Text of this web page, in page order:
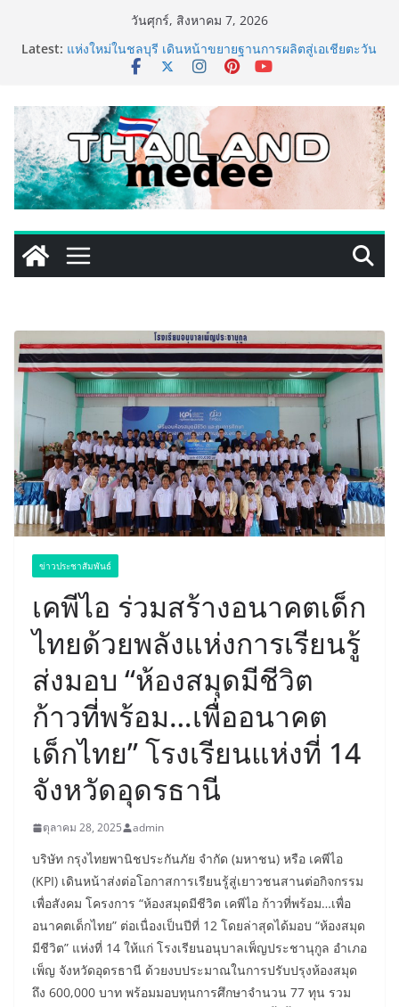
วันศุกร์, สิงหาคม 7, 2026
Latest: เหิงลี่ แมนูแฟคเจอริ่ง เทคโนโลยี (ไทยแลนด์) เปิดโรงงาน
แห่งใหม่ในชลบุรี เดินหน้าขยายฐานการผลิตสู่เอเชียตะวัน
TECNO ประกาศทรานส์ฟอร์มจากเกมมิ่งโฟน สู่ไลฟ์สไตล์
แฟชั่นไอเท็ม เสิร์ฟใหญ่ปักหมุดแลนมาร์คใหม่กลางสถานี
MRT วาง POVA 8 Series จุดเริ่มต้นครั้งสำคัญ
PIPPER STANDARD® เปิดตัวแชมพูอาบน้ำ และ โฟมอาบ
แห้งสัตว์เลี้ยง ชูนวัตกรรมพลังธรรมชาติ “Zero-Residue”
เลียขนได้ ปลอดภัย ไร้สารตกค้าง
เริ่มแล้ว! อ.ต.ก.แฟร์ 4 ภาค @ภาคกลาง “มนต์เสน่ห์เกษตร
ไทย สู่ใจกลางมหานคร” ชวนชิม ช้อป สินค้าเกษตร
คุณภาพจากทั่วไทย วันนี้ – 8 สิงหาคมนี้ ณ ลานคนเมือง
ททท. ประกาศความสำเร็จ Village to the World Season
5 ผนึก 9 พันธมิตร ขับเคลื่อน ESG Tourism สืบสานพระ
ข่าวประชาสัมพันธ์
เคพีไอ ร่วมสร้างอนาคตเด็ก
ไทยด้วยพลังแห่งการเรียนรู้
ส่งมอบ “ห้องสมุดมีชีวิต
ก้าวที่พร้อม…เพื่ออนาคต
เด็กไทย” โรงเรียนแห่งที่ 14
จังหวัดอุดรธานี
ตุลาคม 28, 2025 admin
บริษัท กรุงไทยพานิชประกันภัย จำกัด (มหาชน) หรือ เคพีไอ
(KPI) เดินหน้าส่งต่อโอกาสการเรียนรู้สู่เยาวชนสานต่อกิจกรรม
เพื่อสังคม โครงการ “ห้องสมุดมีชีวิต เคพีไอ ก้าวที่พร้อม…เพื่อ
อนาคตเด็กไทย” ต่อเนื่องเป็นปีที่ 12 โดยล่าสุดได้มอบ “ห้องสมุด
มีชีวิต” แห่งที่ 14 ให้แก่ โรงเรียนอนุบาลเพ็ญประชานุกูล อำเภอ
เพ็ญ จังหวัดอุดรธานี ด้วยงบประมาณในการปรับปรุงห้องสมุด
ถึง 600,000 บาท พร้อมมอบทุนการศึกษาจำนวน 77 ทุน รวม